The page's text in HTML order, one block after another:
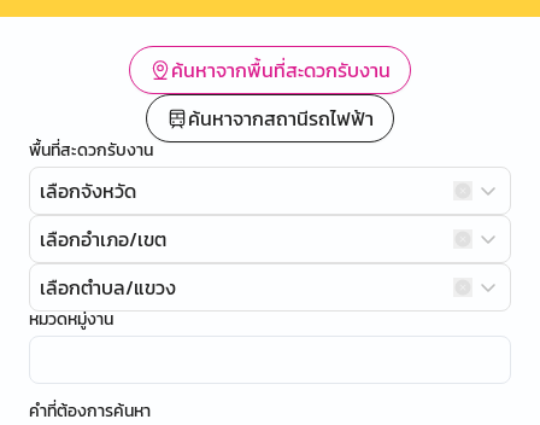
ค้นหาจากพื้นที่สะดวกรับงาน
ค้นหาจากสถานีรถไฟฟ้า
พื้นที่สะดวกรับงาน
เลือกจังหวัด
เลือกอำเภอ/เขต
เลือกตำบล/แขวง
หมวดหมู่งาน
คำที่ต้องการค้นหา